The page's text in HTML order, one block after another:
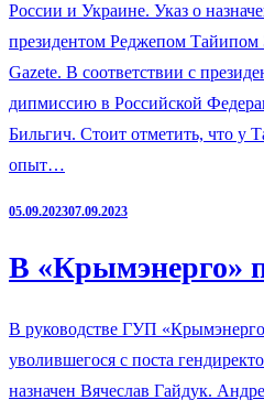
России и Украине. Указ о
президентом Реджепом Тайипом
Gazete. В соответствии с
дипмиссию в Российской
Бильгич. Стоит отметить, что у
опыт…
05.09.202307.09.2023
В «Крымэнерго»
В руководстве ГУП
уволившегося с поста
назначен Вячеслав Гайдук.